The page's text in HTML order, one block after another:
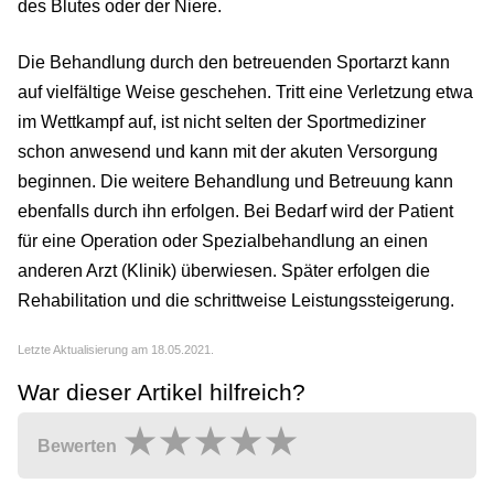
des Blutes oder der Niere.
Die Behandlung durch den betreuenden Sportarzt kann
auf vielfältige Weise geschehen. Tritt eine Verletzung etwa
im Wettkampf auf, ist nicht selten der Sportmediziner
schon anwesend und kann mit der akuten Versorgung
beginnen. Die weitere Behandlung und Betreuung kann
ebenfalls durch ihn erfolgen. Bei Bedarf wird der Patient
für eine Operation oder Spezialbehandlung an einen
anderen Arzt (Klinik) überwiesen. Später erfolgen die
Rehabilitation und die schrittweise Leistungssteigerung.
Letzte Aktualisierung am 18.05.2021.
War dieser Artikel hilfreich?
Bewerten